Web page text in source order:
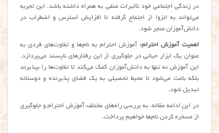
در زندگی اجتماعی خود تأثیرات منفی به همراه داشته باشد. این تجربه
می‌تواند به انزوا از اجتماع گرفته تا افزایش استرس و اضطراب در
دانش‌آموزان منجر شود.
اهمیت آموزش احترام: آموزش احترام به نام‌ها و تفاوت‌های فردی به
عنوان یک ابزار حیاتی در جلوگیری از این رفتارهای ناپسند می‌پردازد.
این آموزش نه تنها به دانش‌آموزان کمک می‌کند تا تفاوت‌ها را بپذیرند
بلکه باعث می‌شود تا محیط تحصیلی به یک فضای پذیرنده و دوستانه
تبدیل شود.
در این ادامه مقاله، به بررسی راه‌های مختلف آموزش احترام و جلوگیری
از مسخره کردن نام‌ها خواهیم پرداخت.